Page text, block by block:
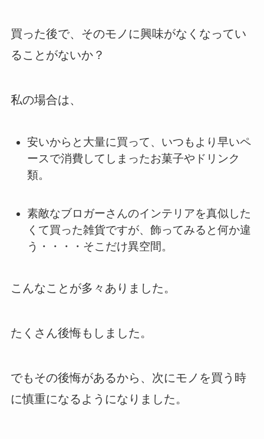
買った後で、そのモノに興味がなくなってい
ることがないか？
私の場合は、
安いからと大量に買って、いつもより早いペ
ースで消費してしまったお菓子やドリンク
類。
素敵なブロガーさんのインテリアを真似した
くて買った雑貨ですが、飾ってみると何か違
う・・・・そこだけ異空間。
こんなことが多々ありました。
たくさん後悔もしました。
でもその後悔があるから、次にモノを買う時
に慎重になるようになりました。